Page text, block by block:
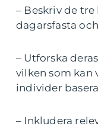
– Beskriv de
dagarsfasta
– Utforska
vilken som kan
individer
– Inkludera